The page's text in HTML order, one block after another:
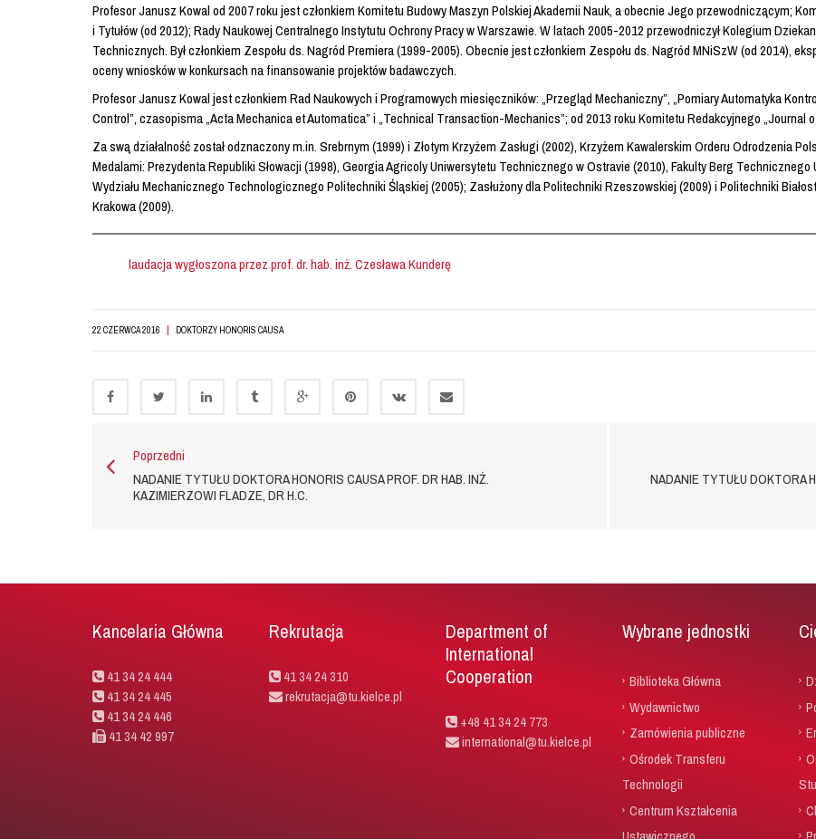
Profesor Janusz Kowal od 2007 roku jest członkiem Komitetu Budowy Maszyn Polskiej Akademii Nauk, a obecnie Jego przewodniczącym;
i Tytułów (od 2012); Rady Naukowej Centralnego Instytutu Ochrony Pracy w Warszawie. W latach 2005-2012 przewodniczył Kolegium
Technicznych. Był członkiem Zespołu ds. Nagród Premiera (1999-2005). Obecnie jest członkiem Zespołu ds. Nagród MNiSzW (od 2014),
oceny wniosków w konkursach na finansowanie projektów badawczych.
Profesor Janusz Kowal jest członkiem Rad Naukowych i Programowych miesięczników: „Przegląd Mechaniczny”, „Pomiary Automatyka
Control”, czasopisma „Acta Mechanica et Automatica” i „Technical Transaction-Mechanics”; od 2013 roku Komitetu Redakcyjnego „Journal
Za swą działalność został odznaczony m.in. Srebrnym (1999) i Złotym Krzyżem Zasługi (2002), Krzyżem Kawalerskim Orderu Odrodzenia
Medalami: Prezydenta Republiki Słowacji (1998), Georgia Agricoly Uniwersytetu Technicznego w Ostravie (2010), Fakulty Berg
Wydziału Mechanicznego Technologicznego Politechniki Śląskiej (2005); Zasłużony dla Politechniki Rzeszowskiej (2009) i Politechniki
Krakowa (2009).
laudacja wygłoszona przez prof. dr. hab. inż. Czesława Kunderę
22 CZERWCA 2016 | DOKTORZY HONORIS CAUSA
Poprzedni
NADANIE TYTUŁU DOKTORA HONORIS CAUSA PROF. DR HAB. INŻ.
KAZIMIERZOWI FLADZE, DR H.C.
NADANIE TYTUŁU DOKTORA
Kancelaria Główna
41 34 24 444
41 34 24 445
41 34 24 446
41 34 42 997
Rekrutacja
41 34 24 310
rekrutacja@tu.kielce.pl
Department of
International
Cooperation
+48 41 34 24 773
international@tu.kielce.pl
Wybrane jednostki
Biblioteka Główna
Wydawnictwo
Zamówienia publiczne
Ośrodek Transferu
Technologii
Centrum Kształcenia